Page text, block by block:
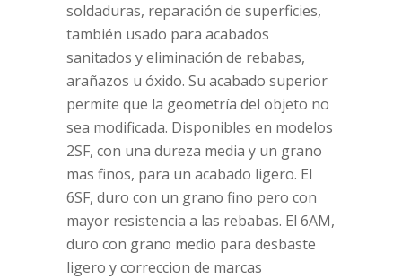
soldaduras, reparación de superficies,
también usado para acabados
sanitados y eliminación de rebabas,
arañazos u óxido. Su acabado superior
permite que la geometría del objeto no
sea modificada. Disponibles en modelos
2SF, con una dureza media y un grano
mas finos, para un acabado ligero. El
6SF, duro con un grano fino pero con
mayor resistencia a las rebabas. El 6AM,
duro con grano medio para desbaste
ligero y correccion de marcas